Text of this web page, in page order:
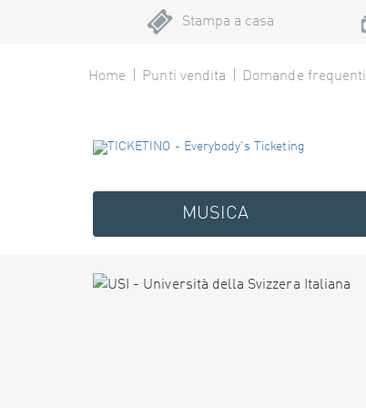
Stampa a casa
Home Punti vendita Domande frequenti
MUSICA